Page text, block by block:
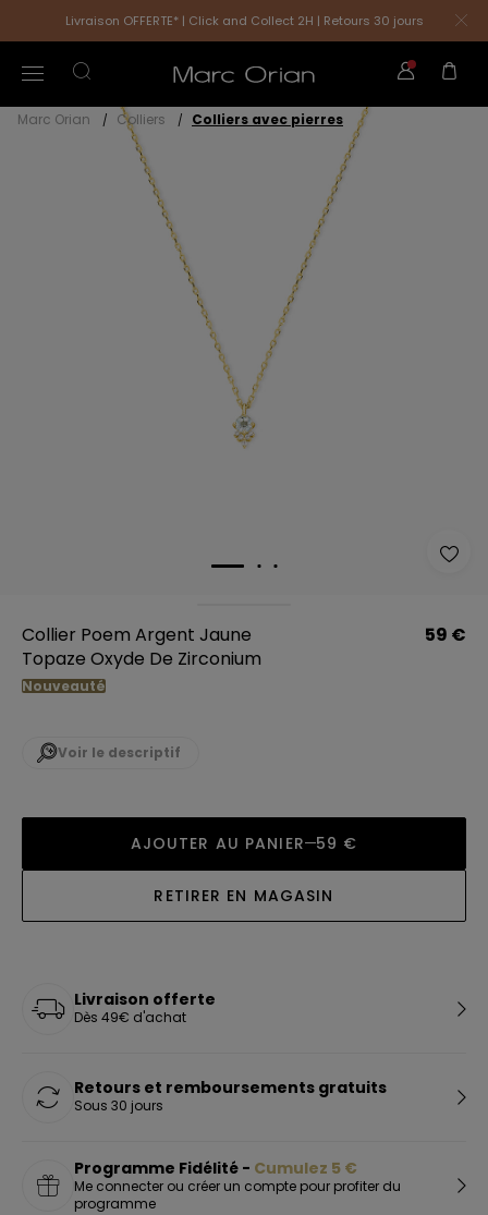
Livraison OFFERTE* | Click and Collect 2H | Retours 30 jours
Marc Orian Colliers Colliers avec pierres
Collier Poem Argent Jaune
Topaze Oxyde De Zirconium
59 €
Nouveauté
Voir le descriptif
AJOUTER AU PANIER 59 €
RETIRER EN MAGASIN
Livraison offerte
Dès 49€ d'achat
Retours et remboursements gratuits
Sous 30 jours
Programme Fidélité - Cumulez 5 €
Me connecter ou créer un compte pour profiter du
programme